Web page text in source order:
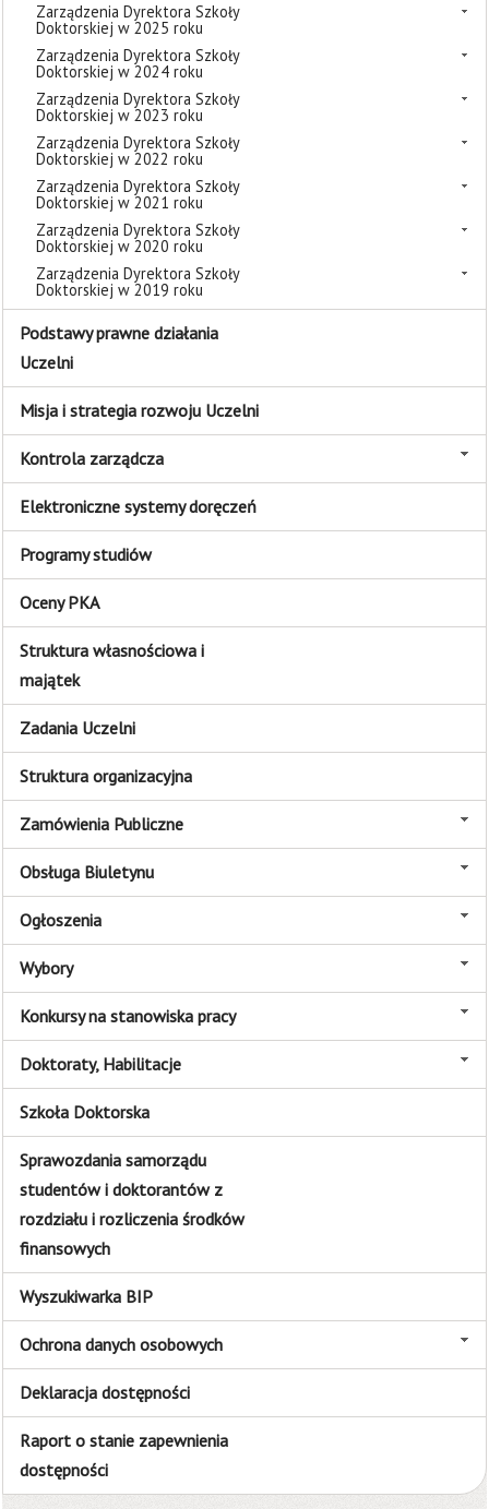
Zarządzenia Dyrektora Szkoły
Doktorskiej w 2025 roku
Zarządzenia Dyrektora Szkoły
Doktorskiej w 2024 roku
Zarządzenia Dyrektora Szkoły
Doktorskiej w 2023 roku
Zarządzenia Dyrektora Szkoły
Doktorskiej w 2022 roku
Zarządzenia Dyrektora Szkoły
Doktorskiej w 2021 roku
Zarządzenia Dyrektora Szkoły
Doktorskiej w 2020 roku
Zarządzenia Dyrektora Szkoły
Doktorskiej w 2019 roku
Podstawy prawne działania
Uczelni
Misja i strategia rozwoju Uczelni
Kontrola zarządcza
Elektroniczne systemy doręczeń
Programy studiów
Oceny PKA
Struktura własnościowa i
majątek
Zadania Uczelni
Struktura organizacyjna
Zamówienia Publiczne
Obsługa Biuletynu
Ogłoszenia
Wybory
Konkursy na stanowiska pracy
Doktoraty, Habilitacje
Szkoła Doktorska
Sprawozdania samorządu
studentów i doktorantów z
rozdziału i rozliczenia środków
finansowych
Wyszukiwarka BIP
Ochrona danych osobowych
Deklaracja dostępności
Raport o stanie zapewnienia
dostępności